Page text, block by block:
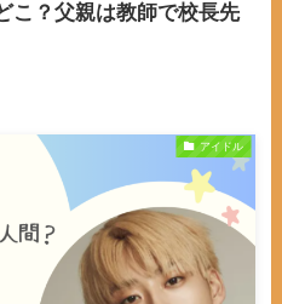
こ？父親は教師で校長先
アイドル